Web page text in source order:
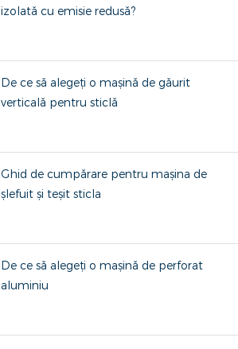
izolată cu emisie redusă?
De ce să alegeți o mașină de găurit
verticală pentru sticlă
Ghid de cumpărare pentru mașina de
șlefuit și teșit sticla
De ce să alegeți o mașină de perforat
aluminiu